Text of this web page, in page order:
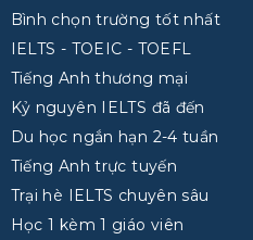
Bình chọn trường tốt nhất
IELTS - TOEIC - TOEFL
Tiếng Anh thương mại
Kỷ nguyên IELTS đã đến
Du học ngắn hạn 2-4 tuần
Tiếng Anh trực tuyến
Trại hè IELTS chuyên sâu
Học 1 kèm 1 giáo viên